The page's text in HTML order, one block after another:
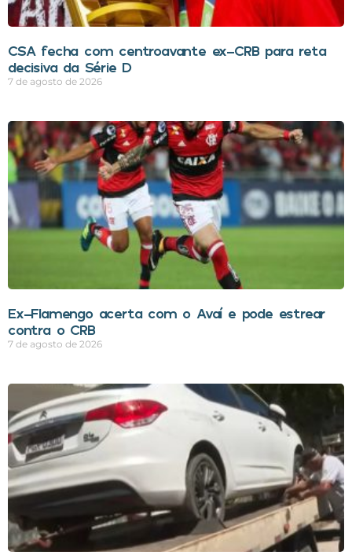
CSA fecha com centroavante ex-CRB para reta
decisiva da Série D
7 de agosto de 2026
Ex-Flamengo acerta com o Avaí e pode estrear
contra o CRB
7 de agosto de 2026